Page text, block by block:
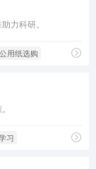
力科研。
用纸选购
习